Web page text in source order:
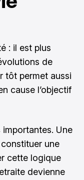
: il est plus
de
tôt permet aussi
cause l’objectif
Une
une
cette logique
devienne